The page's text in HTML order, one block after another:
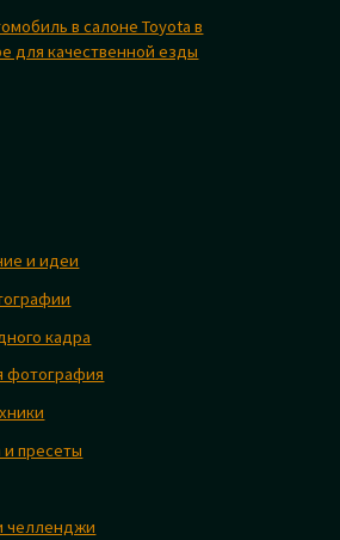
в салоне Toyota в
для качественной езды
и идеи
кадра
фотография
пресеты
челленджи